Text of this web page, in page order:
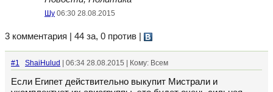
Шу 06:30 28.08.2015
3 комментария | 44 за, 0 против
#1 ShaiHulud | 06:34 28.08.2015 | Кому: Всем
Если Египет действительно выкупит Мистрали и